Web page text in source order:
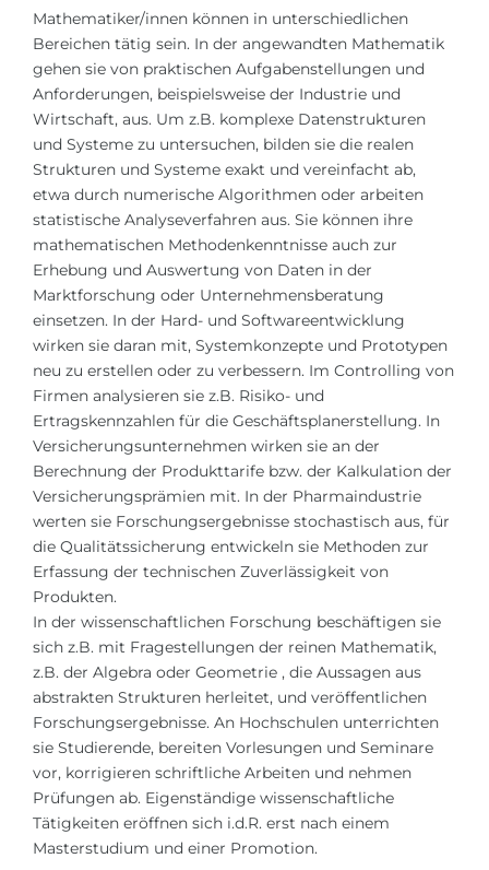
Bundesländer
Städte
BERUFE
Berufe
Studienfächer
Beispiel-Stellenangebote
BERUFSORIENTIERUNG
Holland-Test
Interessenkarte-Test
RIASEC-Test
Erfolgzu
100%
Unsere Studierenden werden
BERATUNG!
Bachelorabschluss
Masterabschluss
BEWERBEN FÜR FACHRICHTUNG …
Medizin
Ingenieurwesen
Physik
Management
Anderes Fach
Russland
Ukraine
Kasachstan
Aserbaidschan
Armenien
Belarus
BERATUNG BUCHEN
Mathematiker/innen können in unterschiedlichen
Bereichen tätig sein. In der angewandten Mathematik
gehen sie von praktischen Aufgabenstellungen und
Anforderungen, beispielsweise der Industrie und
Wirtschaft, aus. Um z.B. komplexe Datenstrukturen
und Systeme zu untersuchen, bilden sie die realen
Strukturen und Systeme exakt und vereinfacht ab,
etwa durch numerische Algorithmen oder arbeiten
statistische Analyseverfahren aus. Sie können ihre
mathematischen Methodenkenntnisse auch zur
Erhebung und Auswertung von Daten in der
Marktforschung oder Unternehmensberatung
einsetzen. In der Hard- und Softwareentwicklung
wirken sie daran mit, Systemkonzepte und Prototypen
neu zu erstellen oder zu verbessern. Im Controlling von
Firmen analysieren sie z.B. Risiko- und
Ertragskennzahlen für die Geschäftsplanerstellung. In
Versicherungsunternehmen wirken sie an der
Berechnung der Produkttarife bzw. der Kalkulation der
Versicherungsprämien mit. In der Pharmaindustrie
werten sie Forschungsergebnisse stochastisch aus, für
die Qualitätssicherung entwickeln sie Methoden zur
Erfassung der technischen Zuverlässigkeit von
Produkten.
In der wissenschaftlichen Forschung beschäftigen sie
sich z.B. mit Fragestellungen der reinen Mathematik,
z.B. der Algebra oder Geometrie , die Aussagen aus
abstrakten Strukturen herleitet, und veröffentlichen
Forschungsergebnisse. An Hochschulen unterrichten
sie Studierende, bereiten Vorlesungen und Seminare
vor, korrigieren schriftliche Arbeiten und nehmen
Prüfungen ab. Eigenständige wissenschaftliche
Tätigkeiten eröffnen sich i.d.R. erst nach einem
Masterstudium und einer Promotion.